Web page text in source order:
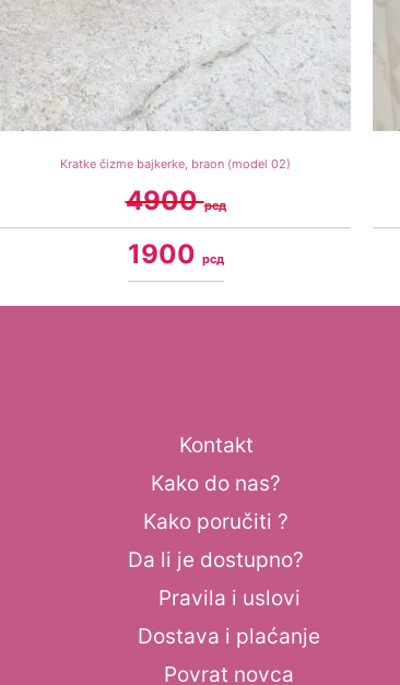
Kratke čizme bajkerke, braon (model 02)
4900рсд
1900 рсд
Kontakt
Kako do nas?
Kako poručiti ?
Da li je dostupno?
Pravila i uslovi
Dostava i plaćanje
Povrat novca